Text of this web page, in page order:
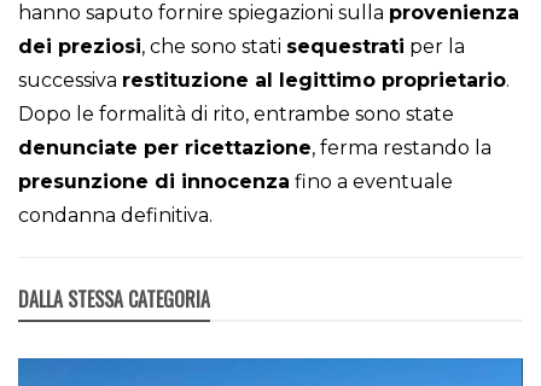
hanno saputo fornire spiegazioni sulla provenienza
dei preziosi, che sono stati sequestrati per la
successiva restituzione al legittimo proprietario.
Dopo le formalità di rito, entrambe sono state
denunciate per ricettazione, ferma restando la
presunzione di innocenza fino a eventuale
condanna definitiva.
DALLA STESSA CATEGORIA